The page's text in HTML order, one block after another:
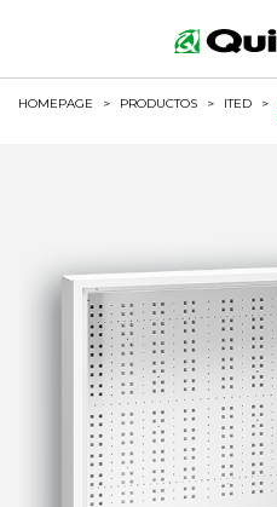
HOMEPAGE > PRODUCTOS > ITED >